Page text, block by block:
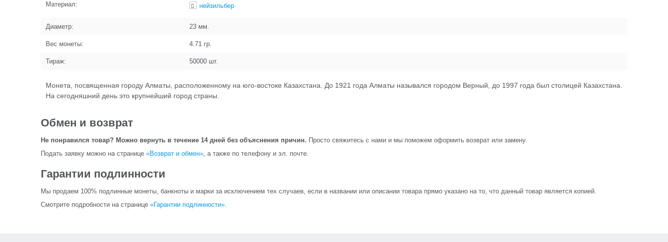
Материал: нейзильбер
Диаметр: 23 мм.
Вес монеты: 4.71 гр.
Тираж: 50000 шт.
Монета, посвященная городу Алматы, расположенному на юго-востоке Казахстана. До 1921 года Алматы назывался городом Верный, до 1997 года был столицей Казахстана.
На сегодняшний день это крупнейший город страны.
Обмен и возврат
Не понравился товар? Можно вернуть в течение 14 дней без объяснения причин. Просто свяжитесь с нами и мы поможем оформить возврат или замену.
Подать заявку можно на странице «Возврат и обмен», а также по телефону и эл. почте.
Гарантии подлинности
Мы продаем 100% подлинные монеты, банкноты и марки за исключением тех случаев, если в названии или описании товара прямо указано на то, что данный товар является копией.
Смотрите подробности на странице «Гарантии подлинности».